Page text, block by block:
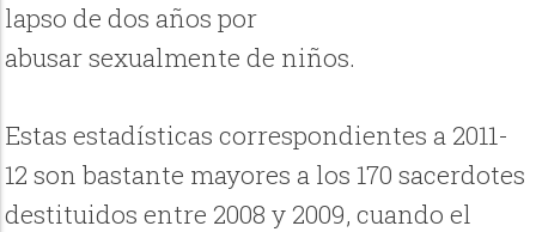
lapso de dos años por
abusar sexualmente de niños.
Estas estadísticas correspondientes a 2011-
12 son bastante mayores a los 170 sacerdotes
destituidos entre 2008 y 2009, cuando el